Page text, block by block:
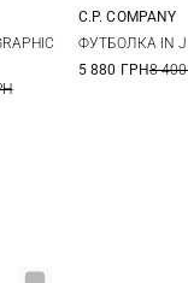
C.P. COMPANY
ФУТБОЛКА IN
5 880 ГРН8